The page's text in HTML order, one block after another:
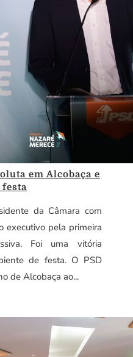
em Alcobaça e
da Câmara com
executivo pela primeira
Foi uma vitória
de festa. O PSD
de Alcobaça ao...